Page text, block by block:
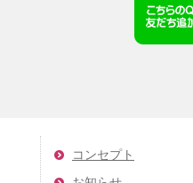
コンセプト